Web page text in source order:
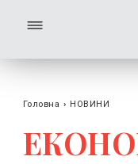
Головна › НОВИНИ